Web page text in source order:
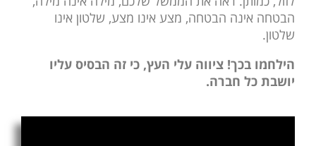
הבטחה אינה הבטחה, מצע אינו מצע, שלטון אינו
שלטון.
הילחמו בכך! ציווה עלי העץ, כי זה הבסיס עליו
יושבת כל חברה.